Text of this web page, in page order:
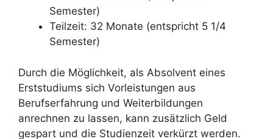
Semester)
Teilzeit: 32 Monate (entspricht 5 1/4
Semester)
Durch die Möglichkeit, als Absolvent eines
Erststudiums sich Vorleistungen aus
Berufserfahrung und Weiterbildungen
anrechnen zu lassen, kann zusätzlich Geld
gespart und die Studienzeit verkürzt werden.